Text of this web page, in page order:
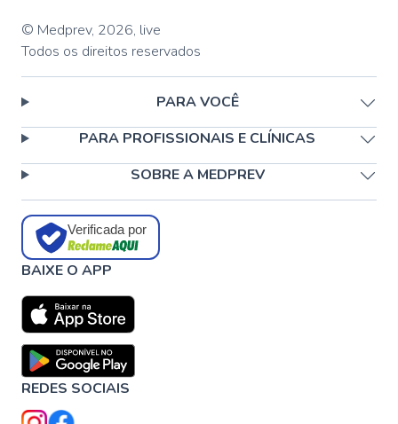
© Medprev, 2026, live
Todos os direitos reservados
PARA VOCÊ
PARA PROFISSIONAIS E CLÍNICAS
SOBRE A MEDPREV
Verificada por
BAIXE O APP
REDES SOCIAIS